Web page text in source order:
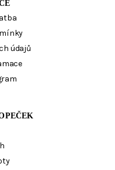
údajů